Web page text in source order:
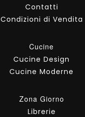
Contatti
Condizioni di Vendita
Cucine
Cucine Design
Cucine Moderne
Zona Giorno
Librerie